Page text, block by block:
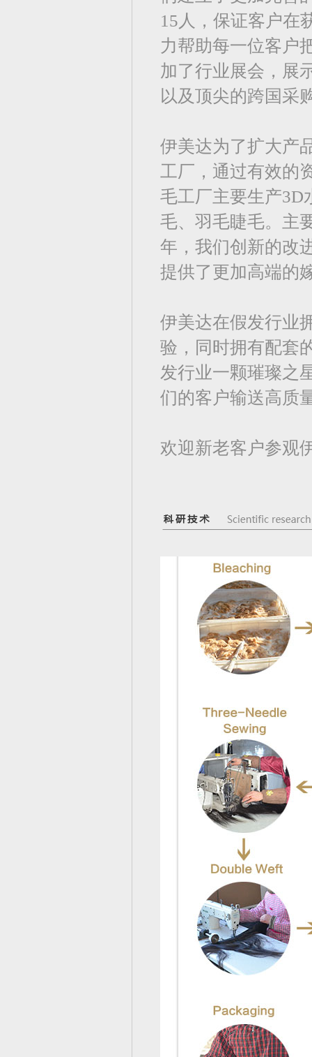
15人，保证客户在
力帮助每一位客户
加了行业展会，展
以及顶尖的跨国采
伊美达为了扩大产
工厂，通过有效的
毛工厂主要生产3D
毛、羽毛睫毛。主
年，我们创新的改
提供了更加高端的
伊美达在假发行业
验，同时拥有配套
发行业一颗璀璨之
们的客户输送高质
欢迎新老客户参观